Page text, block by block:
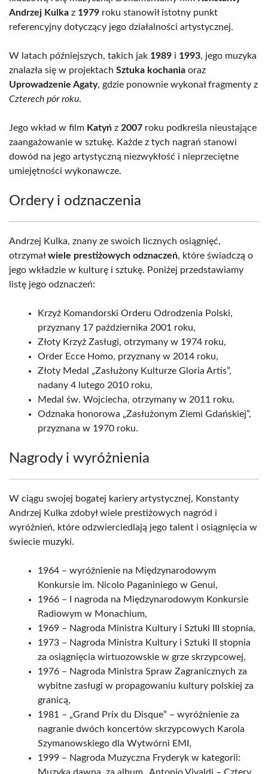
Andrzej Kulka z 1979 roku stanowił istotny punkt
referencyjny dotyczący jego działalności artystycznej.
W latach późniejszych, takich jak 1989 i 1993, jego muzyka
znalazła się w projektach Sztuka kochania oraz
Uprowadzenie Agaty, gdzie ponownie wykonał fragmenty z
Czterech pór roku.
Jego wkład w film Katyń z 2007 roku podkreśla nieustające
zaangażowanie w sztukę. Każde z tych nagrań stanowi
dowód na jego artystyczną niezwykłość i nieprzeciętne
umiejętności wykonawcze.
Ordery i odznaczenia
Andrzej Kulka, znany ze swoich licznych osiągnięć,
otrzymałwiele prestiżowych odznaczeń, które świadczą o
jego wkładzie w kulturę i sztukę. Poniżej przedstawiamy
listę jego odznaczeń:
Krzyż Komandorski Orderu Odrodzenia Polski,
przyznany 17 października 2001 roku,
Złoty Krzyż Zasługi, otrzymany w 1974 roku,
Order Ecce Homo, przyznany w 2014 roku,
Złoty Medal „Zasłużony Kulturze Gloria Artis”,
nadany 4 lutego 2010 roku,
Medal św. Wojciecha, otrzymany w 2011 roku,
Odznaka honorowa „Zasłużonym Ziemi Gdańskiej”,
przyznana w 1970 roku.
Nagrody i wyróżnienia
W ciągu swojej bogatej kariery artystycznej, Konstanty
Andrzej Kulka zdobył wiele prestiżowych nagród i
wyróżnień, które odzwierciedlają jego talent i osiągnięcia w
świecie muzyki.
1964 – wyróżnienie na Międzynarodowym
Konkursie im. Nicolo Paganiniego w Genui,
1966 – I nagroda na Międzynarodowym Konkursie
Radiowym w Monachium,
1969 – Nagroda Ministra Kultury i Sztuki III stopnia,
1973 – Nagroda Ministra Kultury i Sztuki II stopnia
za osiągnięcia wirtuozowskie w grze skrzypcowej,
1976 – Nagroda Ministra Spraw Zagranicznych za
wybitne zasługi w propagowaniu kultury polskiej za
granicą,
1981 – „Grand Prix du Disque” – wyróżnienie za
nagranie dwóch koncertów skrzypcowych Karola
Szymanowskiego dla Wytwórni EMI,
1999 – Nagroda Muzyczna Fryderyk w kategorii: